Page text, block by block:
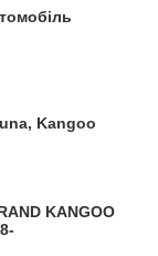
Kangoo
KANGOO